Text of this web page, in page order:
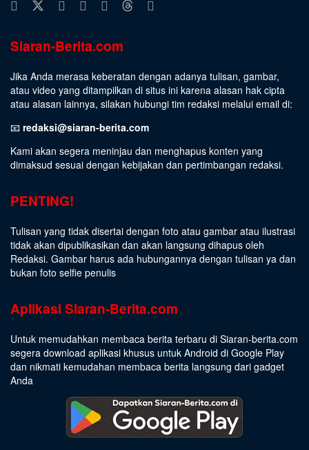
Siaran-Berita.com
Jika Anda merasa keberatan dengan adanya tulisan, gambar,
atau video yang ditampilkan di situs ini karena alasan hak cipta
atau alasan lainnya, silakan hubungi tim redaksi melalui email di:
📧 redaksi@siaran-berita.com
Kami akan segera meninjau dan menghapus konten yang
dimaksud sesuai dengan kebijakan dan pertimbangan redaksi.
PENTING!
Tulisan yang tidak disertai dengan foto atau gambar atau ilustrasi
tidak akan dipublikasikan dan akan langsung dihapus oleh
Redaksi. Gambar harus ada hubungannya dengan tulisan ya dan
bukan foto selfie penulis
Aplikasi Siaran-Berita.com
Untuk memudahkan membaca berita terbaru di Siaran-berita.com
segera download aplikasi khusus untuk Android di Google Play
dan nikmati kemudahan membaca berita langsung dari gadget
Anda